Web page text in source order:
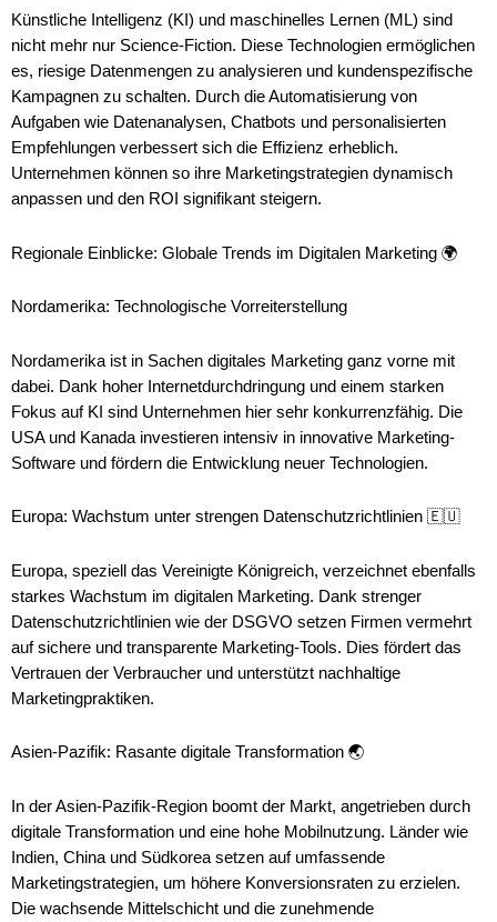
Künstliche Intelligenz (KI) und maschinelles Lernen (ML) sind
nicht mehr nur Science-Fiction. Diese Technologien ermöglichen
es, riesige Datenmengen zu analysieren und kundenspezifische
Kampagnen zu schalten. Durch die Automatisierung von
Aufgaben wie Datenanalysen, Chatbots und personalisierten
Empfehlungen verbessert sich die Effizienz erheblich.
Unternehmen können so ihre Marketingstrategien dynamisch
anpassen und den ROI signifikant steigern.
Regionale Einblicke: Globale Trends im Digitalen Marketing 🌍
Nordamerika: Technologische Vorreiterstellung
Nordamerika ist in Sachen digitales Marketing ganz vorne mit
dabei. Dank hoher Internetdurchdringung und einem starken
Fokus auf KI sind Unternehmen hier sehr konkurrenzfähig. Die
USA und Kanada investieren intensiv in innovative Marketing-
Software und fördern die Entwicklung neuer Technologien.
Europa: Wachstum unter strengen Datenschutzrichtlinien 🇪🇺
Europa, speziell das Vereinigte Königreich, verzeichnet ebenfalls
starkes Wachstum im digitalen Marketing. Dank strenger
Datenschutzrichtlinien wie der DSGVO setzen Firmen vermehrt
auf sichere und transparente Marketing-Tools. Dies fördert das
Vertrauen der Verbraucher und unterstützt nachhaltige
Marketingpraktiken.
Asien-Pazifik: Rasante digitale Transformation 🌏
In der Asien-Pazifik-Region boomt der Markt, angetrieben durch
digitale Transformation und eine hohe Mobilnutzung. Länder wie
Indien, China und Südkorea setzen auf umfassende
Marketingstrategien, um höhere Konversionsraten zu erzielen.
Die wachsende Mittelschicht und die zunehmende